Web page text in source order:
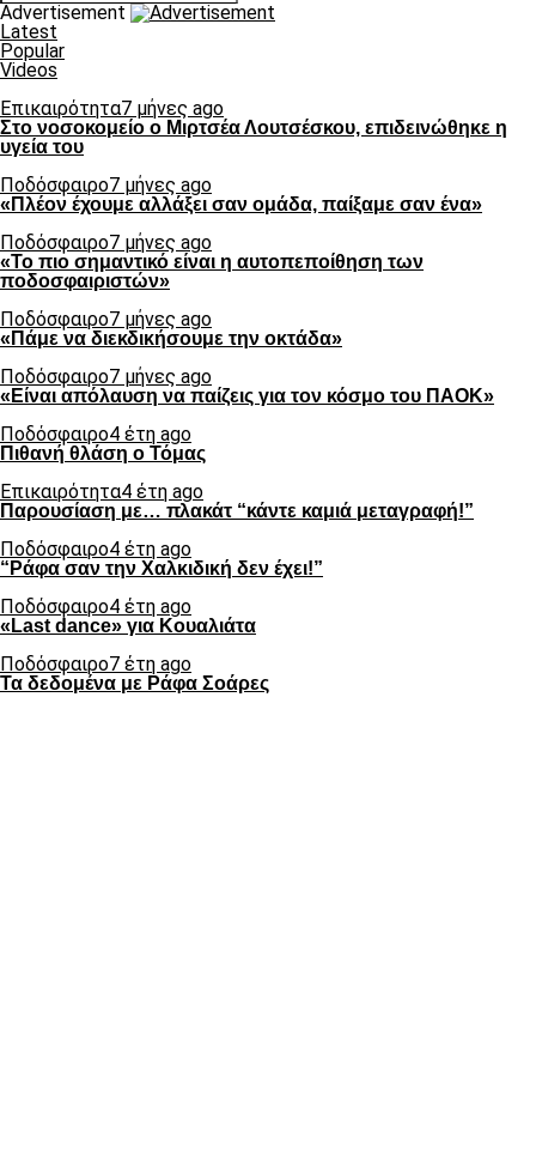
Advertisement
Latest
Popular
Videos
Επικαιρότητα7 μήνες ago
Στο νοσοκομείο ο Μιρτσέα Λουτσέσκου, επιδεινώθηκε η
υγεία του
Ποδόσφαιρο7 μήνες ago
«Πλέον έχουμε αλλάξει σαν ομάδα, παίξαμε σαν ένα»
Ποδόσφαιρο7 μήνες ago
«Το πιο σημαντικό είναι η αυτοπεποίθηση των
ποδοσφαιριστών»
Ποδόσφαιρο7 μήνες ago
«Πάμε να διεκδικήσουμε την οκτάδα»
Ποδόσφαιρο7 μήνες ago
«Είναι απόλαυση να παίζεις για τον κόσμο του ΠΑΟΚ»
Ποδόσφαιρο4 έτη ago
Πιθανή θλάση ο Τόμας
Επικαιρότητα4 έτη ago
Παρουσίαση με… πλακάτ “κάντε καμιά μεταγραφή!”
Ποδόσφαιρο4 έτη ago
“Ράφα σαν την Χαλκιδική δεν έχει!”
Ποδόσφαιρο4 έτη ago
«Last dance» για Κουαλιάτα
Ποδόσφαιρο7 έτη ago
Τα δεδομένα με Ράφα Σοάρες